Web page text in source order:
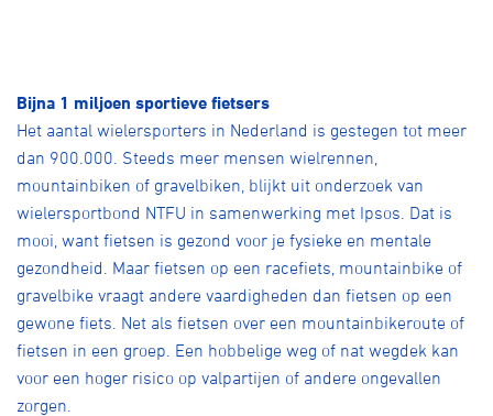
Bijna 1 miljoen sportieve fietsers
Het aantal wielersporters in Nederland is gestegen tot meer
dan 900.000. Steeds meer mensen wielrennen,
mountainbiken of gravelbiken, blijkt uit onderzoek van
wielersportbond NTFU in samenwerking met Ipsos. Dat is
mooi, want fietsen is gezond voor je fysieke en mentale
gezondheid. Maar fietsen op een racefiets, mountainbike of
gravelbike vraagt andere vaardigheden dan fietsen op een
gewone fiets. Net als fietsen over een mountainbikeroute of
fietsen in een groep. Een hobbelige weg of nat wegdek kan
voor een hoger risico op valpartijen of andere ongevallen
zorgen.